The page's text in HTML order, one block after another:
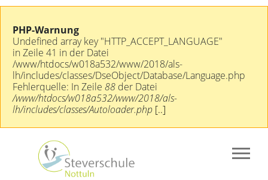
PHP-Warnung
Undefined array key "HTTP_ACCEPT_LANGUAGE"
in Zeile 41 in der Datei
/www/htdocs/w018a532/www/2018/als-
lh/includes/classes/DseObject/Database/Language.php
Fehlerquelle: In Zeile 88 der Datei
/www/htdocs/w018a532/www/2018/als-
lh/includes/classes/Autoloader.php [..]